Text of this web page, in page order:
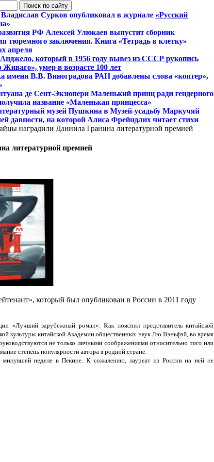
Сурков опубликовал в журнале «Русский
РФ Алексей Улюкаев выпустит сборник
тюремного заключения. Книга «Тетрадь в клетку»
апреля
который в 1956 году вывез из СССР рукопись
умер в возрасте 100 лет
имени В.В. Виноградова РАН добавлены слова «коптер»,
де Сент-Экзюпери Маленький принц ради гендерного
название «Маленькая принцесса»
музей Пушкина в Музей-усадьбу Маркучяй
давности, на которой Алиса Фрейндлих читает стихи
наградили Даниила Гранина литературной премией
литературной премией
который был опубликован в России в 2011 году
«Лучший зарубежный роман». Как пояснил представитель китайской
культуры китайской Академии общественных наук Лю Вэньфэй, во время
не только личными соображениями относительно того или
степень популярности автора в родной стране.
минувшей неделе в Пекине. К сожалению, лауреат из России на ней не